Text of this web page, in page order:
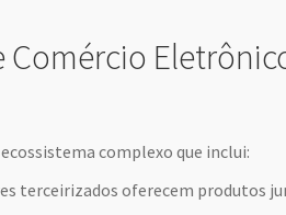
complexo que inclui:
terceirizados oferecem produtos